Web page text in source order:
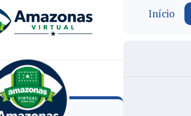
Início